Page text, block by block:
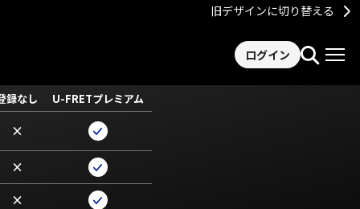
旧デザインに切り替える
ログイン
録なし U-FRETプレミアム
×
×
×